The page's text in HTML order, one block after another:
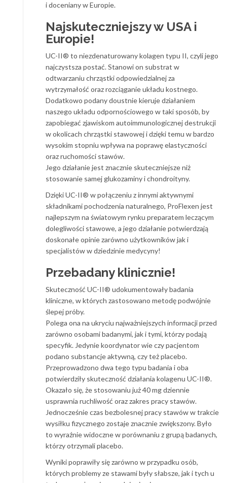
i doceniany w Europie.
Najskuteczniejszy w USA i
Europie!
UC-II® to niezdenaturowany kolagen typu II, czyli jego
najczystsza postać. Stanowi on substrat w
odtwarzaniu chrząstki odpowiedzialnej za
wytrzymałość oraz rozciąganie układu kostnego.
Dodatkowo podany doustnie kieruje działaniem
naszego układu odpornościowego w taki sposób, by
zapobiegać zjawiskom autoimmunologicznej destrukcji
w okolicach chrząstki stawowej i dzięki temu w bardzo
wysokim stopniu wpływa na poprawę elastyczności
oraz ruchomości stawów.
Jego działanie jest znacznie skuteczniejsze niż
stosowanie samej glukozaminy i chondroityny.
Dzięki UC-II® w połączeniu z innymi aktywnymi
składnikami pochodzenia naturalnego, ProFlexen jest
najlepszym na światowym rynku preparatem leczącym
dolegliwości stawowe, a jego działanie potwierdzają
doskonałe opinie zarówno użytkowników jak i
specjalistów w dziedzinie medycyny!
Przebadany klinicznie!
Skuteczność UC-II® udokumentowały badania
kliniczne, w których zastosowano metodę podwójnie
ślepej próby.
Polega ona na ukryciu najważniejszych informacji przed
zarówno osobami badanymi, jak i tymi, którzy podają
specyfik. Jedynie koordynator wie czy pacjentom
podano substancje aktywną, czy też placebo.
Przeprowadzono dwa tego typu badania i oba
potwierdziły skuteczność działania kolagenu UC-II®.
Okazało się, że stosowaniu już 40 mg dziennie
usprawnia ruchliwość oraz zakres pracy stawów.
Jednocześnie czas bezbolesnej pracy stawów w trakcie
wysiłku fizycznego zostaje znacznie zwiększony. Było
to wyraźnie widoczne w porównaniu z grupą badanych,
którzy otrzymali placebo.
Wyniki poprawiły się zarówno w przypadku osób,
których problemy ze stawami były słabsze, jak i tych u